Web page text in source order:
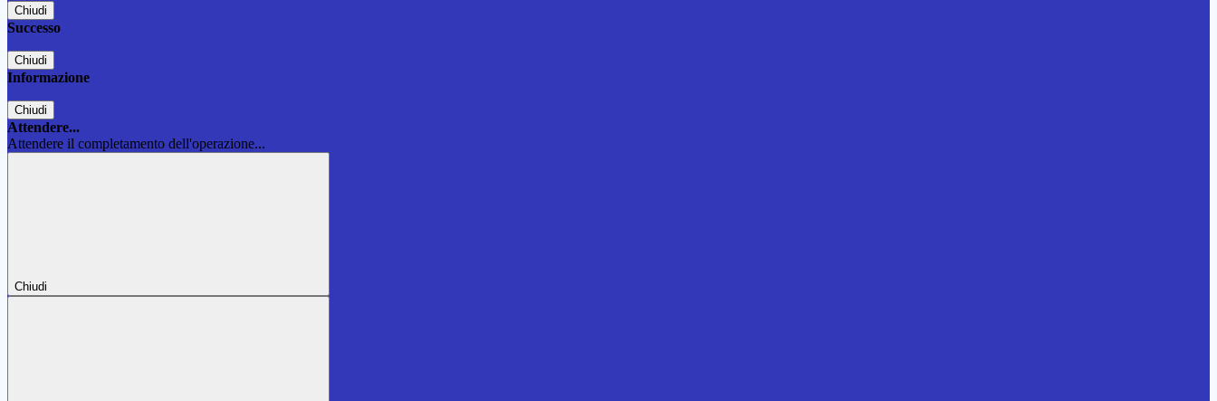
Chiudi
Successo
Chiudi
Informazione
Chiudi
Attendere...
Attendere il completamento dell'operazione...
Chiudi